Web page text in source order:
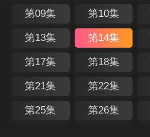
第09集 第10集
第13集 第14集
第17集 第18集
第21集 第22集
第25集 第26集